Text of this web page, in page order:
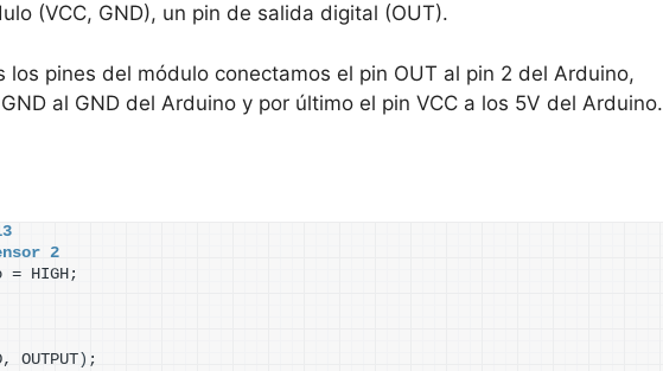
(VCC, GND), un pin de salida digital (OUT).
los pines del módulo conectamos el pin OUT al pin 2 del Arduino,
al GND del Arduino y por último el pin VCC a los 5V del Arduino.
2
= HIGH;
OUTPUT ) ;